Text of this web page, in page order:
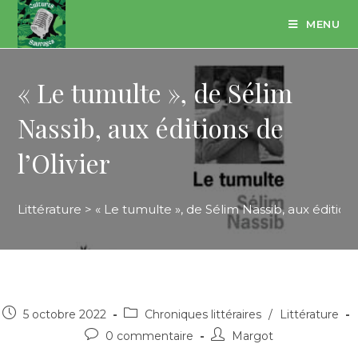
Skip
content
MENU
« Le tumulte », de Sélim
Nassib, aux éditions de
l’Olivier
Littérature > « Le tumulte », de Sélim Nassib, aux
Post5 octobre 2022
Post
category:
Chroniques littéraires /
Littérature
Post0 commentaire
PostMargot